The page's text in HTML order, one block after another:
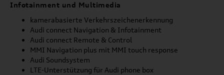
Infotainment und Multimedia
kamerabasierte Verkehrszeichenerkennung
Audi connect Navigation & Infotainment
Audi connect Remote & Control
MMI Navigation plus mit MMI touch response
Audi Soundsystem
LTE-Unterstützung für Audi phone box